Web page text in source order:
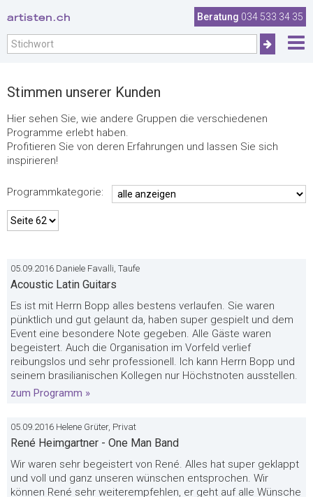
artisten.ch
Beratung 034 533 34 35
Stimmen unserer Kunden
Hier sehen Sie, wie andere Gruppen die verschiedenen
Programme erlebt haben.
Profitieren Sie von deren Erfahrungen und lassen Sie sich
inspirieren!
Programmkategorie:
05.09.2016 Daniele Favalli, Taufe
Acoustic Latin Guitars
Es ist mit Herrn Bopp alles bestens verlaufen. Sie waren
pünktlich und gut gelaunt da, haben super gespielt und dem
Event eine besondere Note gegeben. Alle Gäste waren
begeistert. Auch die Organisation im Vorfeld verlief
reibungslos und sehr professionell. Ich kann Herrn Bopp und
seinem brasilianischen Kollegen nur Höchstnoten ausstellen.
zum Programm »
05.09.2016 Helene Grüter, Privat
René Heimgartner - One Man Band
Wir waren sehr begeistert von René. Alles hat super geklappt
und voll und ganz unseren wünschen entsprochen. Wir
können René sehr weiterempfehlen, er geht auf alle Wünsche